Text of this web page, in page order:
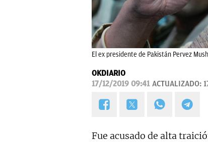
El ex presidente de Pakistán Pervez
OKDIARIO
17/12/2019 09:41 ACTUALIZADO:
Fue acusado de alta